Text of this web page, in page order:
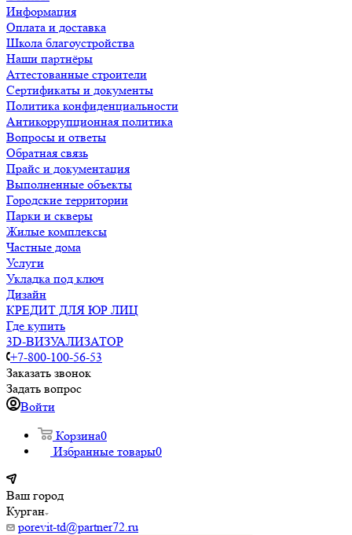
Информация
Оплата и доставка
Школа благоустройства
Наши партнёры
Аттестованные строители
Сертификаты и документы
Политика конфиденциальности
Антикоррупционная политика
Вопросы и ответы
Обратная связь
Прайс и документация
Выполненные объекты
Городские территории
Парки и скверы
Жилые комплексы
Частные дома
Услуги
Укладка под ключ
Дизайн
КРЕДИТ ДЛЯ ЮР ЛИЦ
Где купить
3D-ВИЗУАЛИЗАТОР
+7-800-100-56-53
Заказать звонок
Задать вопрос
Войти
Корзина0
Избранные товары0
Ваш город
Курган
porevit-td@partner72.ru